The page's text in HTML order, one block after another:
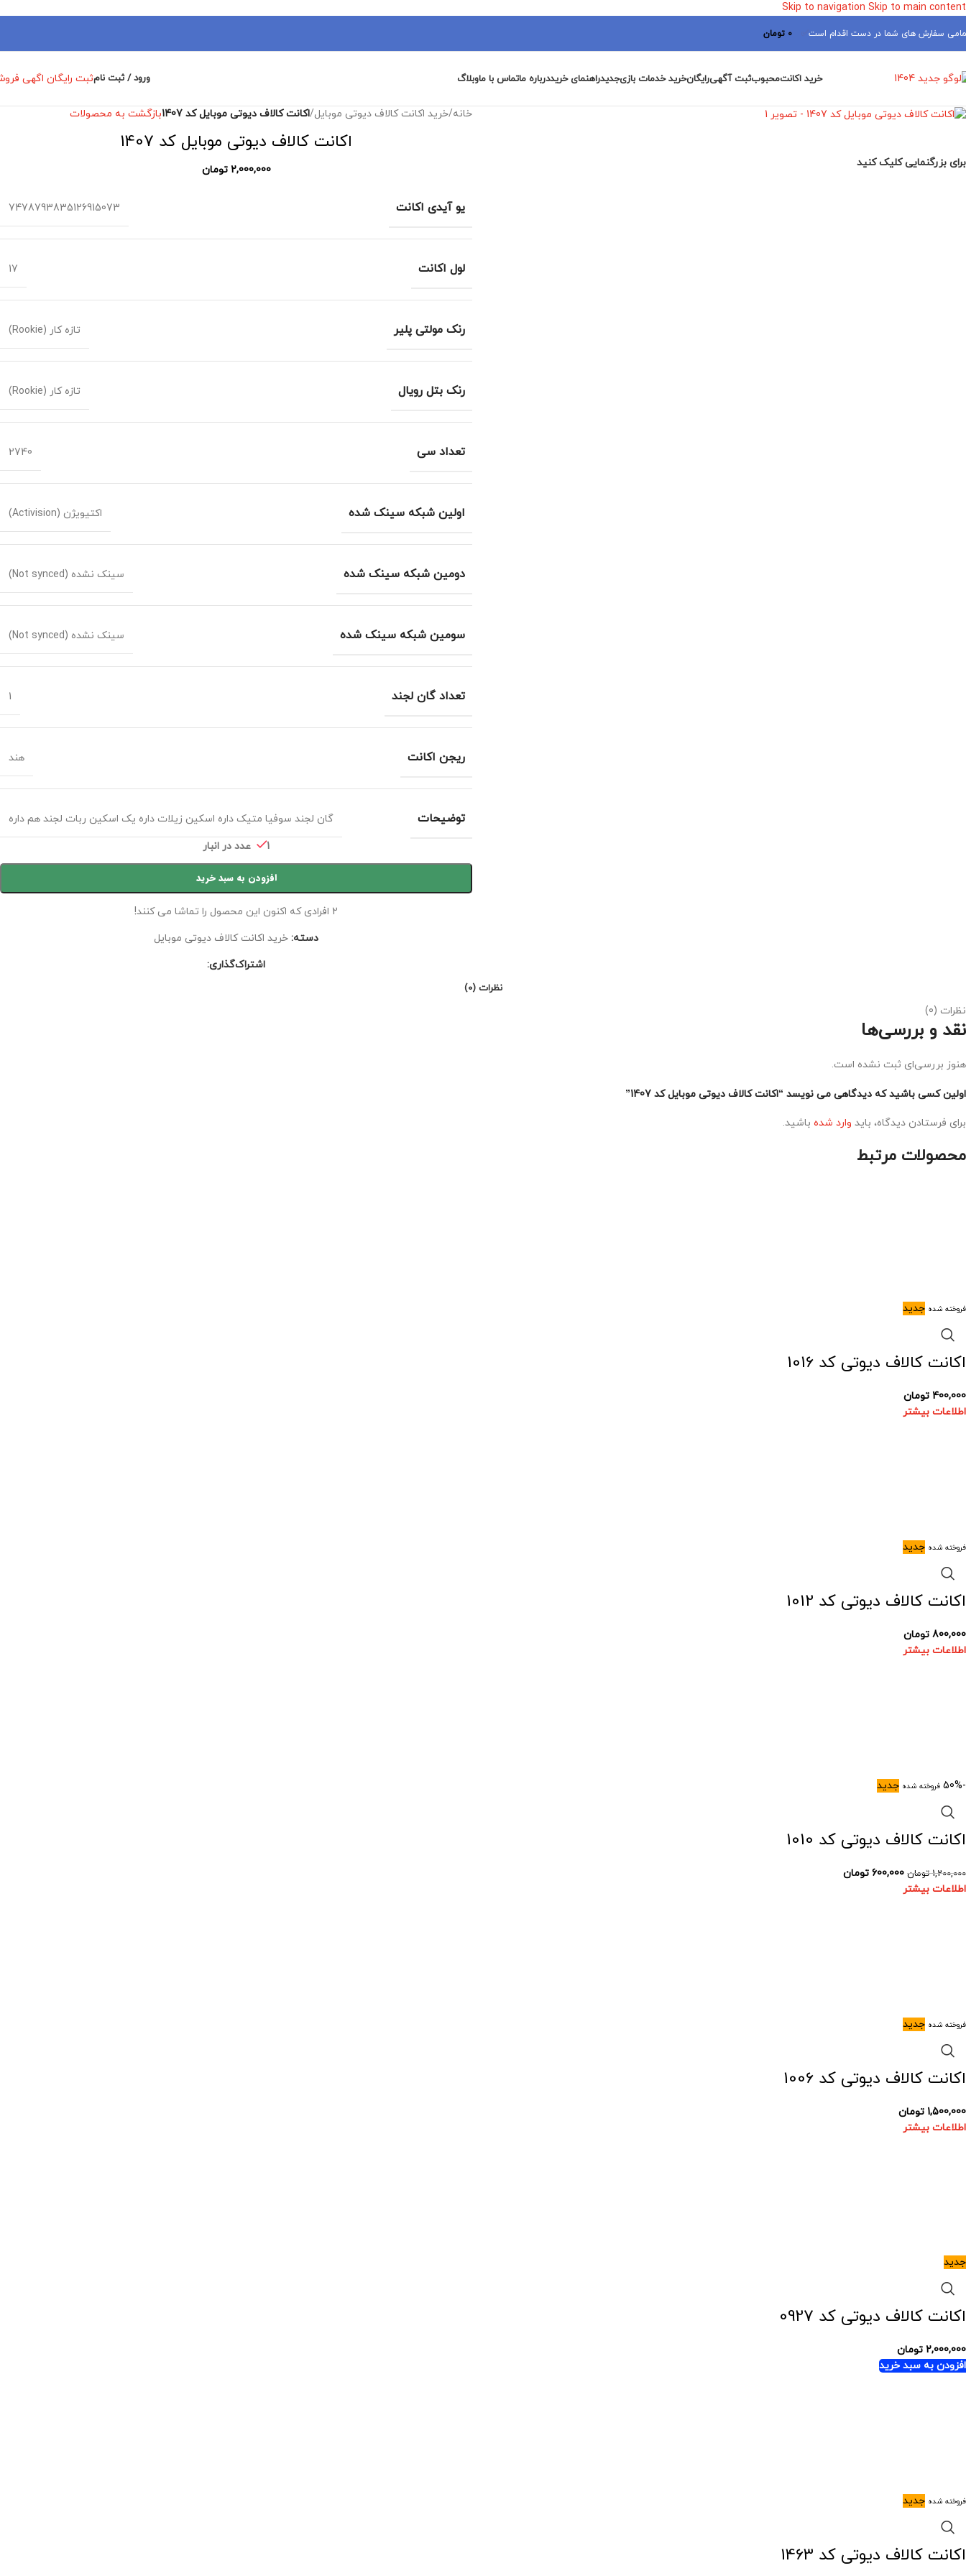
Skip to navigation Skip to main content
سفارش های شما در دست اقدام است 0 تومان
خرید اکانتمحبوبثبت آگهیرایگانخرید خدمات بازیجدیدراهنمای خریددرباره ماتماس با ماوبلاگ ورود / ثبت نامثبت رایگان اگهی
برای بزرگنمایی کلیک کنید
خانه/خرید اکانت کالاف دیوتی موبایل/اکانت کالاف دیوتی موبایل کد 1407 بازگشت به محصولات
اکانت کالاف دیوتی موبایل کد 1407
2,000,000 تومان
یو آیدی اکانت 7478793835126915073
لول اکانت 17
رنک مولتی پلیر تازه کار (Rookie)
رنک بتل رویال تازه کار (Rookie)
تعداد سی 2740
اولین شبکه سینک شده اکتیویژن (Activision)
دومین شبکه سینک شده سینک نشده (Not synced)
سومین شبکه سینک شده سینک نشده (Not synced)
تعداد گان لجند 1
ریجن اکانت هند
توضیحات
گان لجند سوفیا متیک داره اسکین زیلات داره یک اسکین ربات لجند هم داره
1 عدد در انبار
افزودن به سبد خرید
2 افرادی که اکنون این محصول را تماشا می کنند!
دسته: خرید اکانت کالاف دیوتی موبایل
اشتراک‌گذاری:
نظرات (0)
نظرات (0)
نقد و بررسی‌ها
هنوز بررسی‌ای ثبت نشده است.
اولین کسی باشید که دیدگاهی می نویسد “اکانت کالاف دیوتی موبایل کد 1407”
برای فرستادن دیدگاه، باید وارد شده باشید.
محصولات مرتبط
فروخته شده جدید
اکانت کالاف دیوتی کد 1016
400,000 تومان
اطلاعات بیشتر
فروخته شده جدید
اکانت کالاف دیوتی کد 1012
800,000 تومان
اطلاعات بیشتر
-50% فروخته شده جدید
اکانت کالاف دیوتی کد 1010
1,200,000 تومان 600,000 تومان
اطلاعات بیشتر
فروخته شده جدید
اکانت کالاف دیوتی کد 1006
1,500,000 تومان
اطلاعات بیشتر
جدید
اکانت کالاف دیوتی کد 0927
2,000,000 تومان
افزودن به سبد خرید
فروخته شده جدید
اکانت کالاف دیوتی کد 1463